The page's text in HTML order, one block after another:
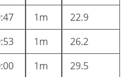
1m
22.9
1m
26.2
1m
29.5